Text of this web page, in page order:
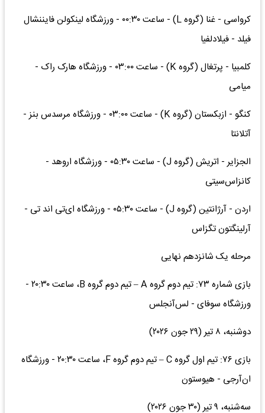
کرواسی - غنا (گروه L) - ساعت ۰۰:۳۰ - ورزشگاه لینکولن فایننشال
فیلد - فیلادلفیا
کلمبیا - پرتغال (گروه K) - ساعت ۰۳:۰۰ - ورزشگاه هارک راک -
میامی
کنگو - ازبکستان (گروه K) - ساعت ۰۳:۰۰ - ورزشگاه مرسدس بنز -
آتلانتا
الجزایر - اتریش (گروه J) - ساعت ۰۵:۳۰ - ورزشگاه اروهد -
کانزاس‌سیتی
اردن - آرژانتین (گروه J) - ساعت ۰۵:۳۰ - ورزشگاه ای‌تی اند تی -
آرلینگتون تگزاس
مرحله یک شانزدهم نهایی
بازی شماره ۷۳: تیم دوم گروه A – تیم دوم گروه B، ساعت ۲۰:۳۰ -
ورزشگاه سوفای - لس‌آنجلس
دوشنبه، ۸ تیر (۲۹ جون ۲۰۲۶)
بازی ۷۶: تیم اول گروه C – تیم دوم گروه F، ساعت ۲۰:۳۰ - ورزشگاه
ان‌آرجی - هیوستون
سه‌شنبه، ۹ تیر (۳۰ جون ۲۰۲۶)